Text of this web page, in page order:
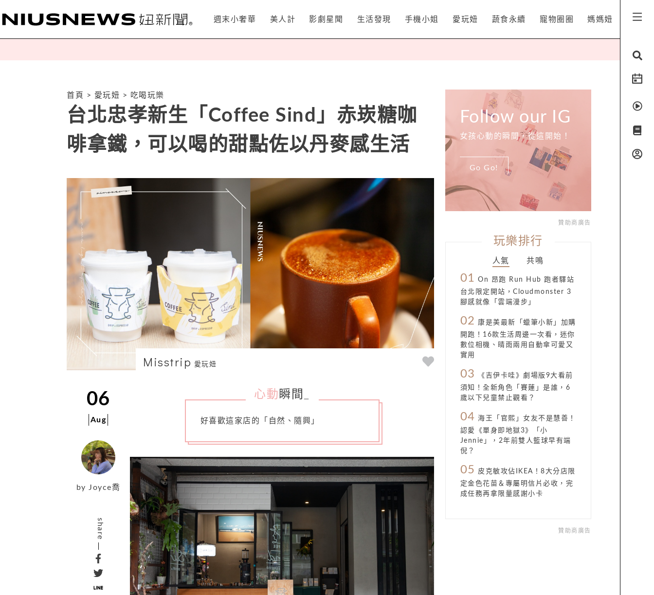
週末小奢華 美人計 影劇星聞 生活發現 手機小姐 愛玩妞 蔬食永續 寵物圈圈 媽媽妞
首頁 > 愛玩妞 > 吃喝玩樂
台北忠孝新生「Coffee Sind」赤崁糖咖
啡拿鐵，可以喝的甜點佐以丹麥感生活
Misstrip 愛玩妞
06
Aug
by Joyce喬
share
心動 瞬間
好喜歡這家店的「自然、隨興」
Follow our IG
女孩心動的瞬間，從這開始！
Go Go!
贊助商廣告
玩樂排行
人氣 共鳴
01 On 昂跑 Run Hub 跑者驛站
台北限定開站，Cloudmonster 3
腳感就像「雲端漫步」
02
康是美最新「蠟筆小新」加購
開跑！16款生活周邊一次看，迷你
數位相機、晴雨兩用自動傘可愛又
實用
03
《吉伊卡哇》劇場版9大看前
須知！全新角色「賽蓮」是誰，6
歲以下兒童禁止觀看？
04 海王「官熙」女友不是慧善！
認愛《單身即地獄3》「小
Jennie」，2年前雙人籃球早有端
倪？
05
皮克敏攻佔IKEA！8大分店限
定金色花苗＆專屬明信片必收，完
成任務再拿限量感謝小卡
贊助商廣告